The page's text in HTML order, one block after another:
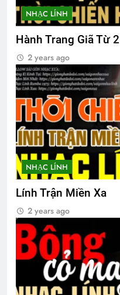
NHẠC LÍNH
Hành Trang Giã Từ 2
2 years ago
NHẠC LÍNH
Lính Trận Miền Xa
2 years ago